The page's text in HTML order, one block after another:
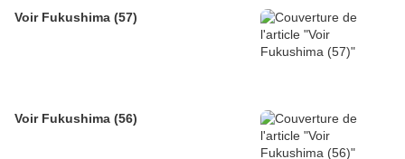
Voir Fukushima (57)
Voir Fukushima (56)